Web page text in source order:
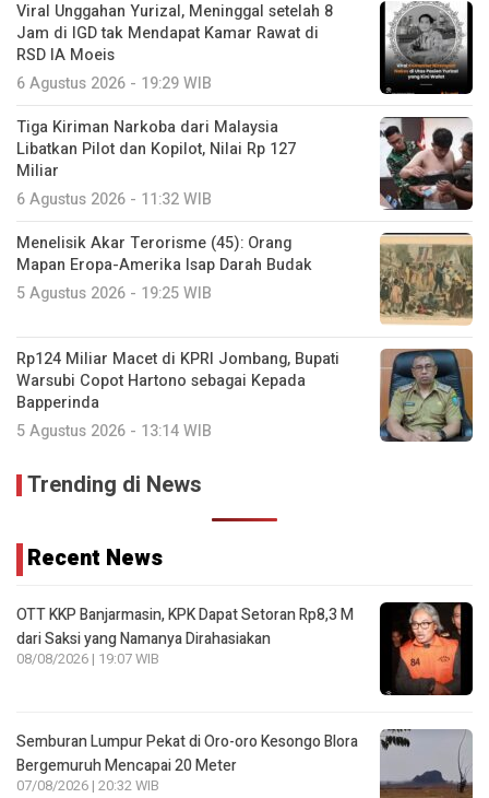
Viral Unggahan Yurizal, Meninggal setelah 8
Jam di IGD tak Mendapat Kamar Rawat di
RSD IA Moeis
6 Agustus 2026 - 19:29 WIB
Tiga Kiriman Narkoba dari Malaysia
Libatkan Pilot dan Kopilot, Nilai Rp 127
Miliar
6 Agustus 2026 - 11:32 WIB
Menelisik Akar Terorisme (45): Orang
Mapan Eropa-Amerika Isap Darah Budak
5 Agustus 2026 - 19:25 WIB
Rp124 Miliar Macet di KPRI Jombang, Bupati
Warsubi Copot Hartono sebagai Kepada
Bapperinda
5 Agustus 2026 - 13:14 WIB
Trending di News
Recent News
OTT KKP Banjarmasin, KPK Dapat Setoran Rp8,3 M
dari Saksi yang Namanya Dirahasiakan
08/08/2026 | 19:07 WIB
Semburan Lumpur Pekat di Oro-oro Kesongo Blora
Bergemuruh Mencapai 20 Meter
07/08/2026 | 20:32 WIB